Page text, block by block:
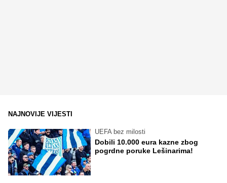
NAJNOVIJE VIJESTI
UEFA bez milosti
Dobili 10.000 eura kazne zbog
pogrdne poruke Lešinarima!